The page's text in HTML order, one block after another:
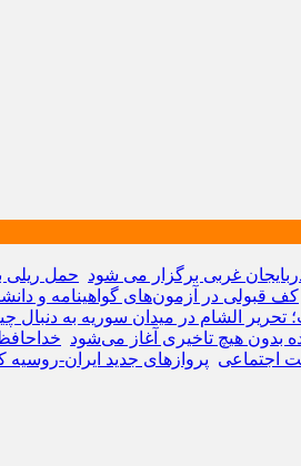
حمل ریلی
کف قبولی در آزمون‌های گواهینامه و
تحریر الشام در میدان سوریه به دنبال
بدون هیچ تاخیری آغاز می‌شود
اجتماعی پروازهای جدید ایران-روسیه